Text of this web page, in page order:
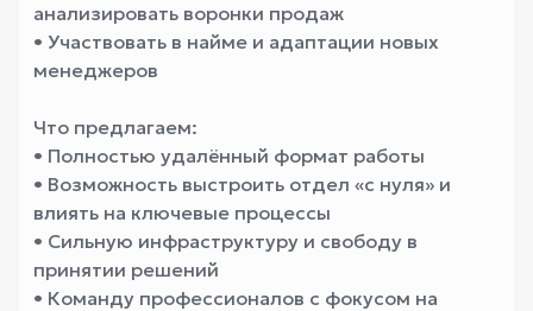
анализировать воронки продаж
• Участвовать в найме и адаптации новых
менеджеров
Что предлагаем:
• Полностью удалённый формат работы
• Возможность выстроить отдел «с нуля» и
влиять на ключевые процессы
• Сильную инфраструктуру и свободу в
принятии решений
• Команду профессионалов с фокусом на